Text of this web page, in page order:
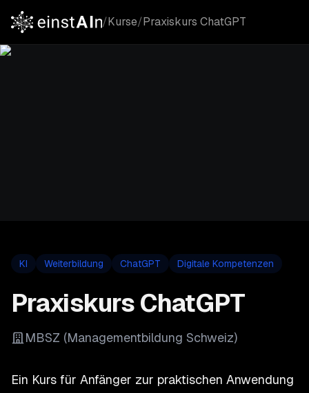
/Kurse/Praxiskurs ChatGPT
KI Weiterbildung ChatGPT Digitale Kompetenzen
Praxiskurs ChatGPT
MBSZ (Managementbildung Schweiz)
Ein Kurs für Anfänger zur praktischen Anwendung